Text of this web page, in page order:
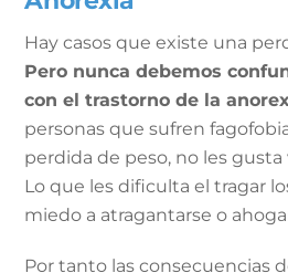
Hay casos que existe una
Pero nunca debemos
con el trastorno de la
personas que sufren
perdida de peso, no les
Lo que les dificulta el tragar
miedo a atragantarse o
Por tanto las consecuencias